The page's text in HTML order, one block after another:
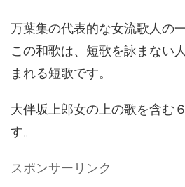
万葉集の代表的な女流歌人の
この和歌は、短歌を詠まない
まれる短歌です。
大伴坂上郎女の上の歌を含む
す。
スポンサーリンク